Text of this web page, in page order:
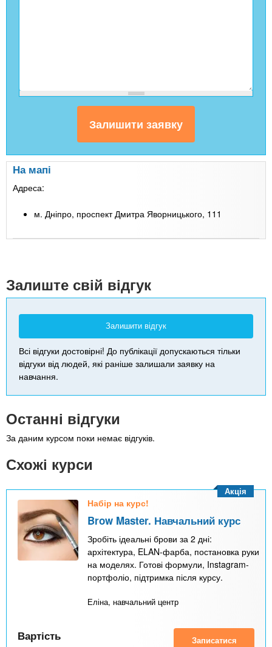
На мапі
Адреса:
м. Дніпро, проспект Дмитра Яворницького, 111
Залиште свій відгук
Залишити відгук
Всі відгуки достовірні! До публікації допускаються тільки
відгуки від людей, які раніше залишали заявку на
навчання.
Останні відгуки
За даним курсом поки немає відгуків.
Схожі курси
Набір на курс!
Brow Master. Навчальний курс
Зробіть ідеальні брови за 2 дні:
архітектура, ELAN-фарба, постановка руки
на моделях. Готові формули, Instagram-
портфоліо, підтримка після курсу.
Еліна, навчальний центр
Акція
Вартість Записатися